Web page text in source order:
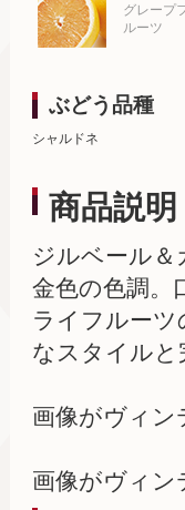
グレープ
ルーツ
ぶどう品種
シャルドネ
商品説明
ジルベール＆
金色の色調。
ライフルー
なスタイルと
画像がヴィン
画像がヴィン